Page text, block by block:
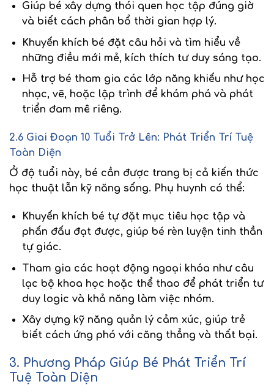
Giúp bé xây dựng thói quen học tập đúng giờ
và biết cách phân bổ thời gian hợp lý.
Khuyến khích bé đặt câu hỏi và tìm hiểu về
những điều mới mẻ, kích thích tư duy sáng tạo.
Hỗ trợ bé tham gia các lớp năng khiếu như học
nhạc, vẽ, hoặc lập trình để khám phá và phát
triển đam mê riêng.
2.6 Giai Đoạn 10 Tuổi Trở Lên: Phát Triển Trí Tuệ
Toàn Diện
Ở độ tuổi này, bé cần được trang bị cả kiến thức
học thuật lẫn kỹ năng sống. Phụ huynh có thể:
Khuyến khích bé tự đặt mục tiêu học tập và
phấn đấu đạt được, giúp bé rèn luyện tinh thần
tự giác.
Tham gia các hoạt động ngoại khóa như câu
lạc bộ khoa học hoặc thể thao để phát triển tư
duy logic và khả năng làm việc nhóm.
Xây dựng kỹ năng quản lý cảm xúc, giúp trẻ
biết cách ứng phó với căng thẳng và thất bại.
3. Phương Pháp Giúp Bé Phát Triển Trí
Tuệ Toàn Diện